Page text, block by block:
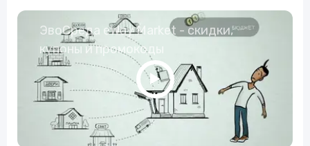
ЭвоСреда eWay Market - скидки,
купоны и промокоды